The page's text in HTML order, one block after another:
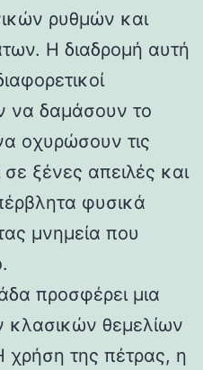
ρυθμών και
Η διαδρομή αυτή
να δαμάσουν το
οχυρώσουν τις
ξένες απειλές και
φυσικά
μνημεία που
προσφέρει μια
κλασικών θεμελίων
χρήση της πέτρας, η